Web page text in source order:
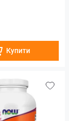
Купити